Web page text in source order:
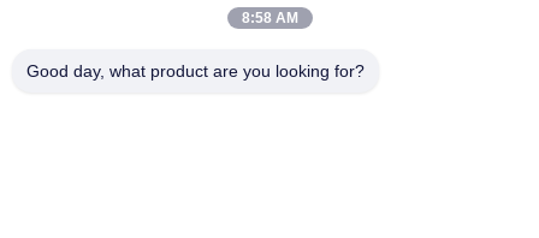
315 Ton Metro Wheelset Press Dengan Troli Pendukung Putar
8:58 AM
Good day, what product are you looking for?